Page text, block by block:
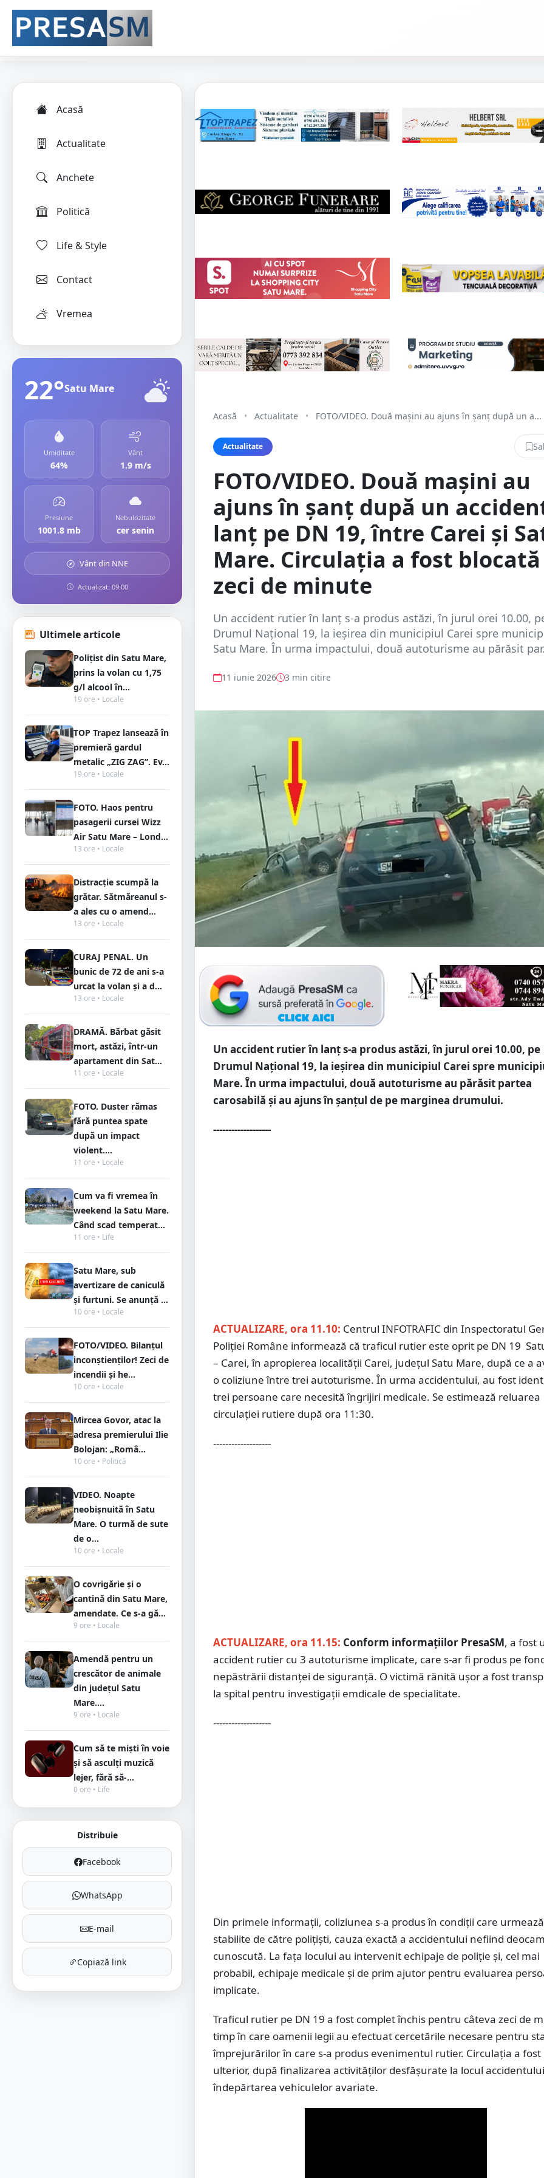
Acasă
Actualitate
Anchete
Politică
Life & Style
Contact
Vremea
22°Satu Mare
Umiditate
64%
Vânt
1.9 m/s
Presiune
1001.8 mb
Nebulozitate
cer senin
Vânt din NNE
Actualizat: 09:00
Ultimele articole
Polițist din Satu Mare,
prins la volan cu 1,75
g/l alcool în...
19 ore • Locale
TOP Trapez lansează în
premieră gardul
metalic „ZIG ZAG”. Ev...
19 ore • Locale
FOTO. Haos pentru
pasagerii cursei Wizz
Air Satu Mare – Lond...
13 ore • Locale
Distracție scumpă la
grătar. Sătmăreanul s-
a ales cu o amend...
13 ore • Locale
CURAJ PENAL. Un
bunic de 72 de ani s-a
urcat la volan și a d...
13 ore • Locale
DRAMĂ. Bărbat găsit
mort, astăzi, într-un
apartament din Sat...
11 ore • Locale
FOTO. Duster rămas
fără puntea spate
după un impact
violent....
11 ore • Locale
Cum va fi vremea în
weekend la Satu Mare.
Când scad temperat...
11 ore • Life
Satu Mare, sub
avertizare de caniculă
și furtuni. Se anunță ...
10 ore • Locale
FOTO/VIDEO. Bilanțul
inconștienților! Zeci de
incendii și he...
10 ore • Locale
Mircea Govor, atac la
adresa premierului Ilie
Bolojan: „Româ...
10 ore • Politică
VIDEO. Noapte
neobișnuită în Satu
Mare. O turmă de sute
de o...
10 ore • Locale
O covrigărie și o
cantină din Satu Mare,
amendate. Ce s-a gă...
9 ore • Locale
Amendă pentru un
crescător de animale
din județul Satu
Mare....
9 ore • Locale
Cum să te miști în voie
și să asculți muzică
lejer, fără să-...
0 ore • Life
Distribuie
Facebook
WhatsApp
E-mail
Copiază link
Acasă • Actualitate • FOTO/VIDEO. Două mașini au ajuns în șanț după un a...
Actualitate
FOTO/VIDEO. Două mașini au
ajuns în șanț după un
lanț pe DN 19, între Carei și
Mare. Circulația a fost blocată
zeci de minute
Un accident rutier în lanț s-a produs astăzi, în jurul orei 10.00,
Drumul Național 19, la ieșirea din municipiul Carei spre
Satu Mare. În urma impactului, două autoturisme au părăsit
11 iunie 2026 3 min citire
Un accident rutier în lanț s-a produs astăzi, în jurul orei 10.00, pe
Drumul Național 19, la ieșirea din municipiul Carei spre
Mare. În urma impactului, două autoturisme au părăsit partea
carosabilă și au ajuns în șanțul de pe marginea drumului.
-------------------
ACTUALIZARE, ora 11.10: Centrul INFOTRAFIC din Inspectoratul
Poliției Române informează că traficul rutier este oprit pe DN 19
– Carei, în apropierea localității Carei, județul Satu Mare, după ce a
o coliziune între trei autoturisme. În urma accidentului, au fost
trei persoane care necesită îngrijiri medicale. Se estimează reluarea
circulației rutiere după ora 11:30.
-------------------
ACTUALIZARE, ora 11.15: Conform informațiilor PresaSM, a fost
accident rutier cu 3 autoturisme implicate, care s-ar fi produs pe
nepăstrării distanței de siguranță. O victimă rănită ușor a fost
la spital pentru investigații emdicale de specialitate.
-------------------
Din primele informații, coliziunea s-a produs în condiții care
stabilite de către polițiști, cauza exactă a accidentului nefiind
cunoscută. La fața locului au intervenit echipaje de poliție și, cel mai
probabil, echipaje medicale și de prim ajutor pentru evaluarea
implicate.
Traficul rutier pe DN 19 a fost complet închis pentru câteva zeci de
timp în care oamenii legii au efectuat cercetările necesare pentru
împrejurărilor în care s-a produs evenimentul rutier. Circulația a
ulterior, după finalizarea activităților desfășurate la locul
îndepărtarea vehiculelor avariate.